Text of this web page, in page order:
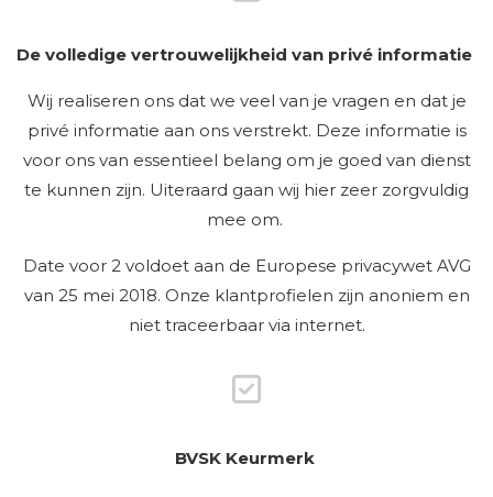
De volledige vertrouwelijkheid van privé informatie
Wij realiseren ons dat we veel van je vragen en dat je
privé informatie aan ons verstrekt. Deze informatie is
voor ons van essentieel belang om je goed van dienst
te kunnen zijn. Uiteraard gaan wij hier zeer zorgvuldig
mee om.
Date voor 2 voldoet aan de Europese privacywet AVG
van 25 mei 2018. Onze klantprofielen zijn anoniem en
niet traceerbaar via internet.
BVSK Keurmerk